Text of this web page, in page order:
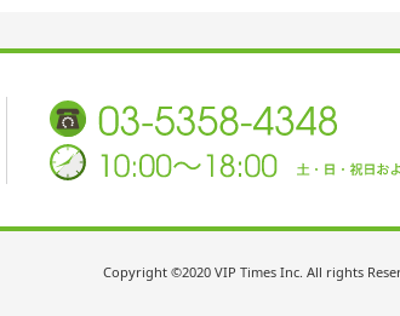
Copyright ©2020 VIP Times Inc. All rights